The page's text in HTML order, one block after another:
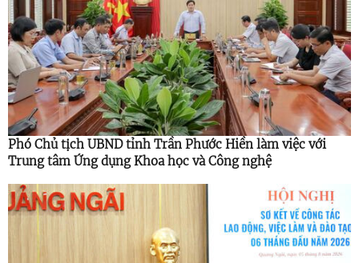
Phó Chủ tịch UBND tỉnh Trần Phước Hiền làm việc với
Trung tâm Ứng dụng Khoa học và Công nghệ